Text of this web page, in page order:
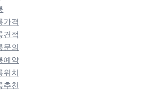
가격
견적
문의
예약
치
추천